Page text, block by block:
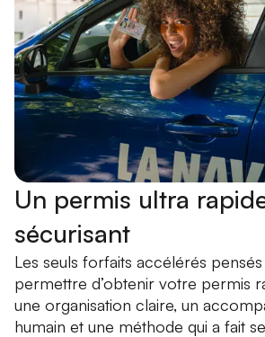
Un permis ultra
sécurisant
Les seuls forfaits accélérés
permettre d’obtenir votre permis
une organisation claire, un
humain et une méthode qui a fait